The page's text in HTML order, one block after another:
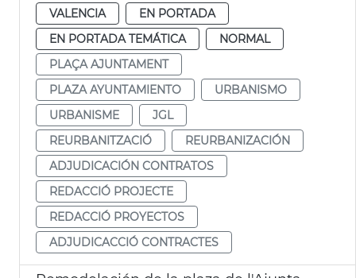
VALENCIA
EN PORTADA
EN PORTADA TEMÁTICA
NORMAL
PLAÇA AJUNTAMENT
PLAZA AYUNTAMIENTO
URBANISMO
URBANISME
JGL
REURBANITZACIÓ
REURBANIZACIÓN
ADJUDICACIÓN CONTRATOS
REDACCIÓ PROJECTE
REDACCIÓ PROYECTOS
ADJUDICACCIÓ CONTRACTES